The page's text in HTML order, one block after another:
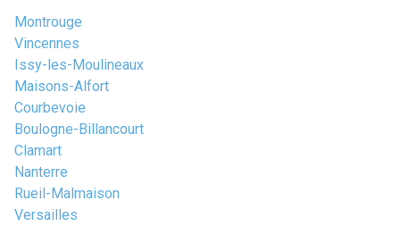
Montrouge
Vincennes
Issy-les-Moulineaux
Maisons-Alfort
Courbevoie
Boulogne-Billancourt
Clamart
Nanterre
Rueil-Malmaison
Versailles